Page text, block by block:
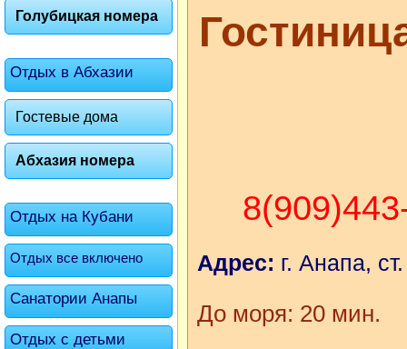
Голубицкая номера
Отдых в Абхазии
Гостевые дома
Абхазия номера
Отдых на Кубани
Отдых все включено
Санатории Анапы
Отдых с детьми
Адрес: г. Анапа,
До моря: 20 мин.